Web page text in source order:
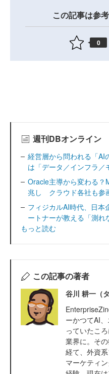
この記事は参
0
週刊DBオンライン
経営層から問われる「
は「データ／インフラ／
Oracle主導から変わる？
兆し クラウド各社も参
フィジカルAI時代、日
ートナーが教える「測れ
もっと読む
この記事の著者
谷川 耕一（
ーかつてAI
っていたこ
業界に。そ
経て、外資
マーケティ